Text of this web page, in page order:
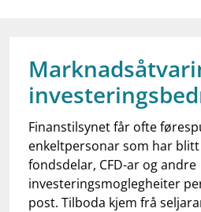
notifications_noneAbonner på nyhetsvarsel
Finanstilsynet får ofte
enkeltpersonar som har
fondsdelar, CFD-ar og andre
investeringsmoglegheiter
post. Tilboda kjem frå